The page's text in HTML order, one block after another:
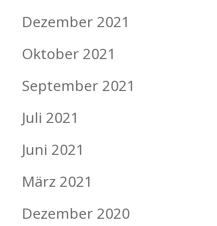
Dezember 2021
Oktober 2021
September 2021
Juli 2021
Juni 2021
März 2021
Dezember 2020